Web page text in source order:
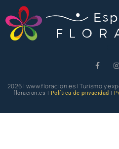
2026 | www.floracion.es | Turismo y
floracion.es | Política de privacidad |